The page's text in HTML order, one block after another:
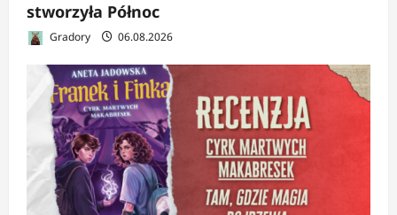
stworzyła Północ
Gradory 06.08.2026